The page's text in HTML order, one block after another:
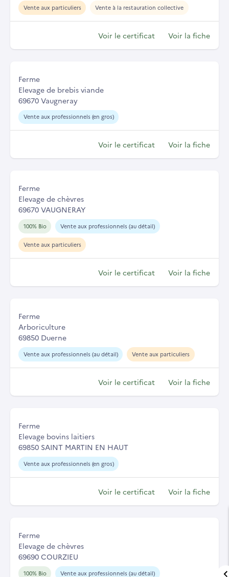
Vente aux particuliers Vente à la restauration collective
Voir le certificat Voir la fiche
Ferme
Elevage de brebis viande
69670 Vaugneray
Vente aux professionnels (en gros)
Voir le certificat Voir la fiche
Ferme
Elevage de chèvres
69670 VAUGNERAY
100% Bio Vente aux professionnels (au détail)
Vente aux particuliers
Voir le certificat Voir la fiche
Ferme
Arboriculture
69850 Duerne
Vente aux professionnels (au détail) Vente aux particuliers
Voir le certificat Voir la fiche
Ferme
Elevage bovins laitiers
69850 SAINT MARTIN EN HAUT
Vente aux professionnels (en gros)
Voir le certificat Voir la fiche
Ferme
Elevage de chèvres
69690 COURZIEU
100% Bio Vente aux professionnels (au détail)